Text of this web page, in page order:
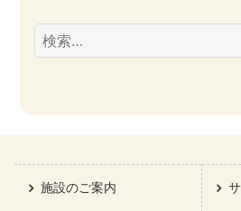
検
索:
施設のご案内